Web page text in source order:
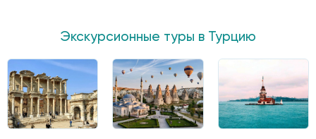
Экскурсионные туры в Турцию